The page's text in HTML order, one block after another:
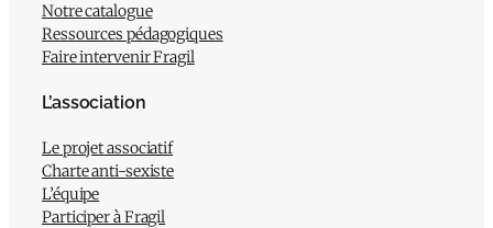
Notre catalogue
Ressources pédagogiques
Faire intervenir Fragil
L’association
Le projet associatif
Charte anti-sexiste
L’équipe
Participer à Fragil